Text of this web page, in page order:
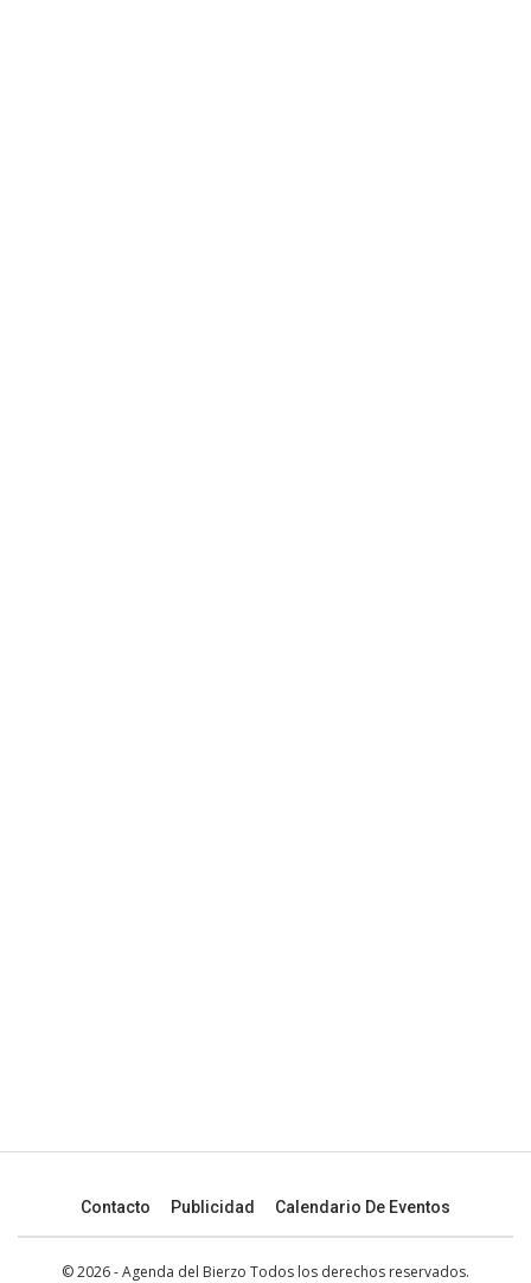
Contacto Publicidad Calendario De Eventos
© 2026 - Agenda del Bierzo Todos los derechos reservados.